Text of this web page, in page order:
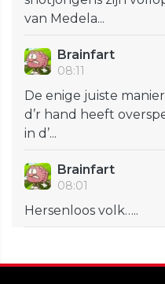
van Medela...
Brainfart
08:11
De enige juiste
d’r hand heeft
in d’...
Brainfart
08:01
Hersenloos volk…..